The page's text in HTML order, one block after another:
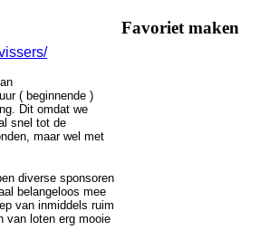
( beginnende )
Dit omdat we
snel tot de
maar wel met
diverse sponsoren
belangeloos mee
van inmiddels ruim
van loten erg mooie
Favoriet maken